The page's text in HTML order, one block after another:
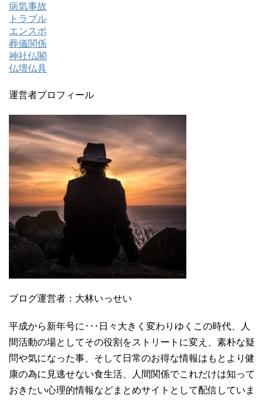
病気事故
トラブル
エンスポ
葬儀関係
神社仏閣
仏壇仏具
運営者プロフィール
ブログ運営者：大林いっせい
平成から新年号に･･･日々大きく変わりゆくこの時代、人
間活動の場としてその役割をストリートに変え、素朴な疑
問や気になった事、そして日常のお得な情報はもとより健
康の為に見逃せない食生活、人間関係でこれだけは知って
おきたい心理的情報などまとめサイトとして配信していま